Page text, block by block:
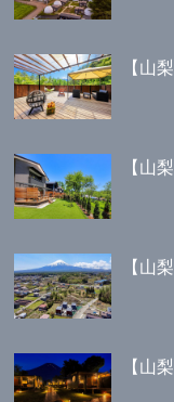
【山
【山
【山
【山